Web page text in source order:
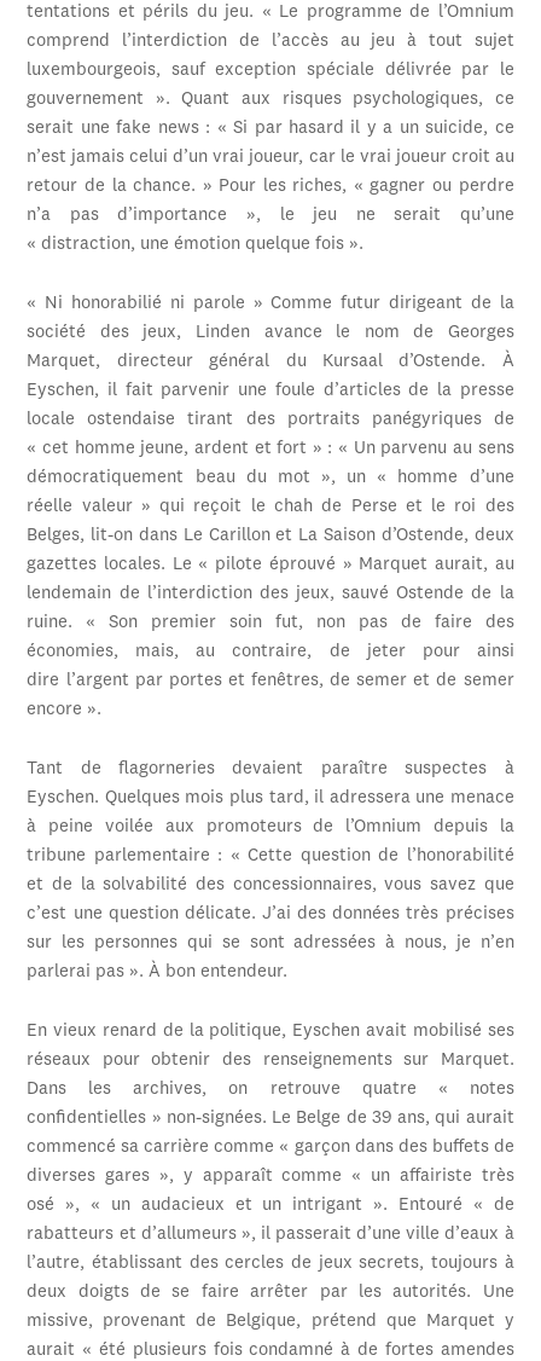
tentations et périls du jeu. « Le programme de l’Omnium
comprend l’interdiction de l’accès au jeu à tout sujet
luxembourgeois, sauf exception spéciale délivrée par le
gouvernement ». Quant aux risques psychologiques, ce
serait une fake news : « Si par hasard il y a un suicide, ce
n’est jamais celui d’un vrai joueur, car le vrai joueur croit au
retour de la chance. » Pour les riches, « gagner ou perdre
n’a pas d’importance », le jeu ne serait qu’une
« distraction, une émotion quelque fois ».
« Ni honorabilié ni parole » Comme futur dirigeant de la
société des jeux, Linden avance le nom de Georges
Marquet, directeur général du Kursaal d’Ostende. À
Eyschen, il fait parvenir une foule d’articles de la presse
locale ostendaise tirant des portraits panégyriques de
« cet homme jeune, ardent et fort » : « Un parvenu au sens
démocratiquement beau du mot », un « homme d’une
réelle valeur » qui reçoit le chah de Perse et le roi des
Belges, lit-on dans Le Carillon et La Saison d’Ostende, deux
gazettes locales. Le « pilote éprouvé » Marquet aurait, au
lendemain de l’interdiction des jeux, sauvé Ostende de la
ruine. « Son premier soin fut, non pas de faire des
économies, mais, au contraire, de jeter pour ainsi
dire l’argent par portes et fenêtres, de semer et de semer
encore ».
Tant de flagorneries devaient paraître suspectes à
Eyschen. Quelques mois plus tard, il adressera une menace
à peine voilée aux promoteurs de l’Omnium depuis la
tribune parlementaire : « Cette question de l’honorabilité
et de la solvabilité des concessionnaires, vous savez que
c’est une question délicate. J’ai des données très précises
sur les personnes qui se sont adressées à nous, je n’en
parlerai pas ». À bon entendeur.
En vieux renard de la politique, Eyschen avait mobilisé ses
réseaux pour obtenir des renseignements sur Marquet.
Dans les archives, on retrouve quatre « notes
confidentielles » non-signées. Le Belge de 39 ans, qui aurait
commencé sa carrière comme « garçon dans des buffets de
diverses gares », y apparaît comme « un affairiste très
osé », « un audacieux et un intrigant ». Entouré « de
rabatteurs et d’allumeurs », il passerait d’une ville d’eaux à
l’autre, établissant des cercles de jeux secrets, toujours à
deux doigts de se faire arrêter par les autorités. Une
missive, provenant de Belgique, prétend que Marquet y
aurait « été plusieurs fois condamné à de fortes amendes